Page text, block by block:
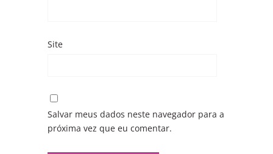
Site
Salvar meus dados neste navegador para a
próxima vez que eu comentar.